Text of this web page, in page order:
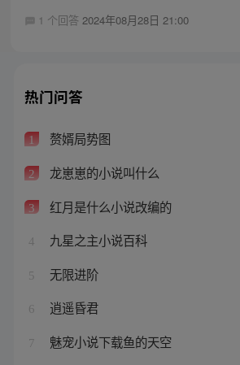
1 个回答 2024年08月28日 21:00
热门问答
1 赘婿局势图
2 龙崽崽的小说叫什么
3 红月是什么小说改编的
4 九星之主小说百科
5 无限进阶
6 逍遥昏君
7 魅宠小说下载鱼的天空